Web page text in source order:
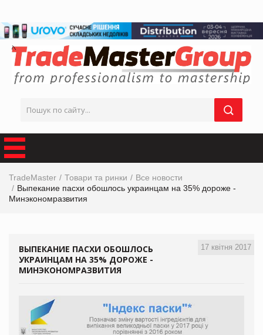
TradeMaster Товари та ринки
Все новости
Выпекание пасхи обошлось украинцам на 35% дороже -
Минэкономразвития
17 квітня 2017
ВЫПЕКАНИЕ ПАСХИ ОБОШЛОСЬ
УКРАИНЦАМ НА 35% ДОРОЖЕ -
МИНЭКОНОМРАЗВИТИЯ